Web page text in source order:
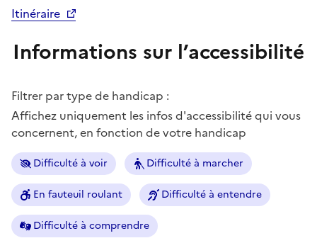
Itinéraire
Informations sur l’accessibilité
Filtrer par type de handicap :
Affichez uniquement les infos d'accessibilité qui vous
concernent, en fonction de votre handicap
Difficulté à voir Difficulté à marcher
En fauteuil roulant Difficulté à entendre
Difficulté à comprendre